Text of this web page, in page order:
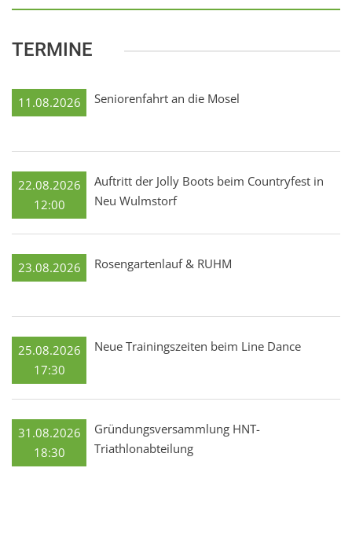
TERMINE
11.08.2026 Seniorenfahrt an die Mosel
22.08.2026
12:00
Auftritt der Jolly Boots beim Countryfest in
Neu Wulmstorf
23.08.2026 Rosengartenlauf & RUHM
25.08.2026
17:30
Neue Trainingszeiten beim Line Dance
31.08.2026
18:30
Gründungsversammlung HNT-
Triathlonabteilung